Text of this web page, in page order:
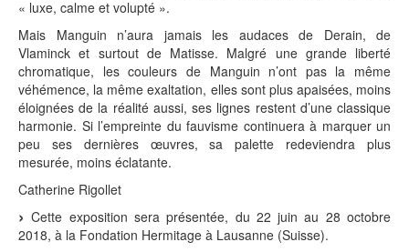
« luxe, calme et volupté ».
Mais Manguin n’aura jamais les audaces de Derain, de
Vlaminck et surtout de Matisse. Malgré une grande liberté
chromatique, les couleurs de Manguin n’ont pas la même
véhémence, la même exaltation, elles sont plus apaisées, moins
éloignées de la réalité aussi, ses lignes restent d’une classique
harmonie. Si l’empreinte du fauvisme continuera à marquer un
peu ses dernières œuvres, sa palette redeviendra plus
mesurée, moins éclatante.
Catherine Rigollet
Cette exposition sera présentée, du 22 juin au 28 octobre
2018, à la Fondation Hermitage à Lausanne (Suisse).